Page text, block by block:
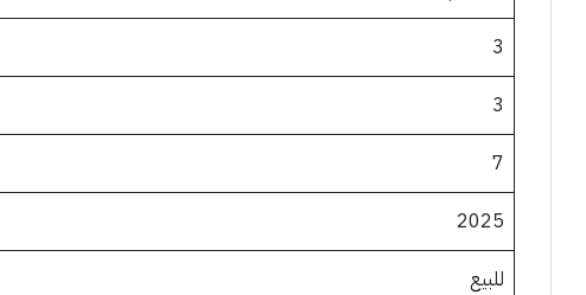
3
3
7
2025
للبيع